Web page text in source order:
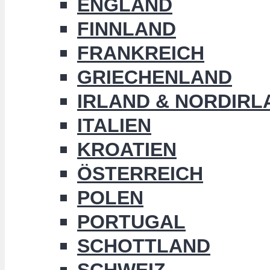
ENGLAND
FINNLAND
FRANKREICH
GRIECHENLAND
IRLAND &
ITALIEN
KROATIEN
ÖSTERREICH
POLEN
PORTUGAL
SCHOTTLAND